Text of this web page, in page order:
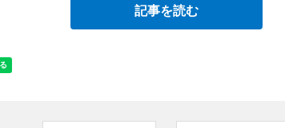
記事を読む